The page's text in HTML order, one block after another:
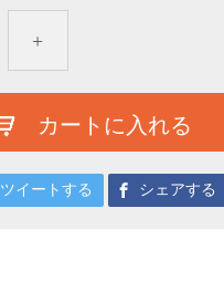
+
カートに入れる
ツイートする シェアする